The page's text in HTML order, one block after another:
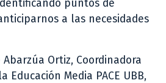
puntos de
a las necesidades
Ortiz, Coordinadora
Educación Media PACE UBB,